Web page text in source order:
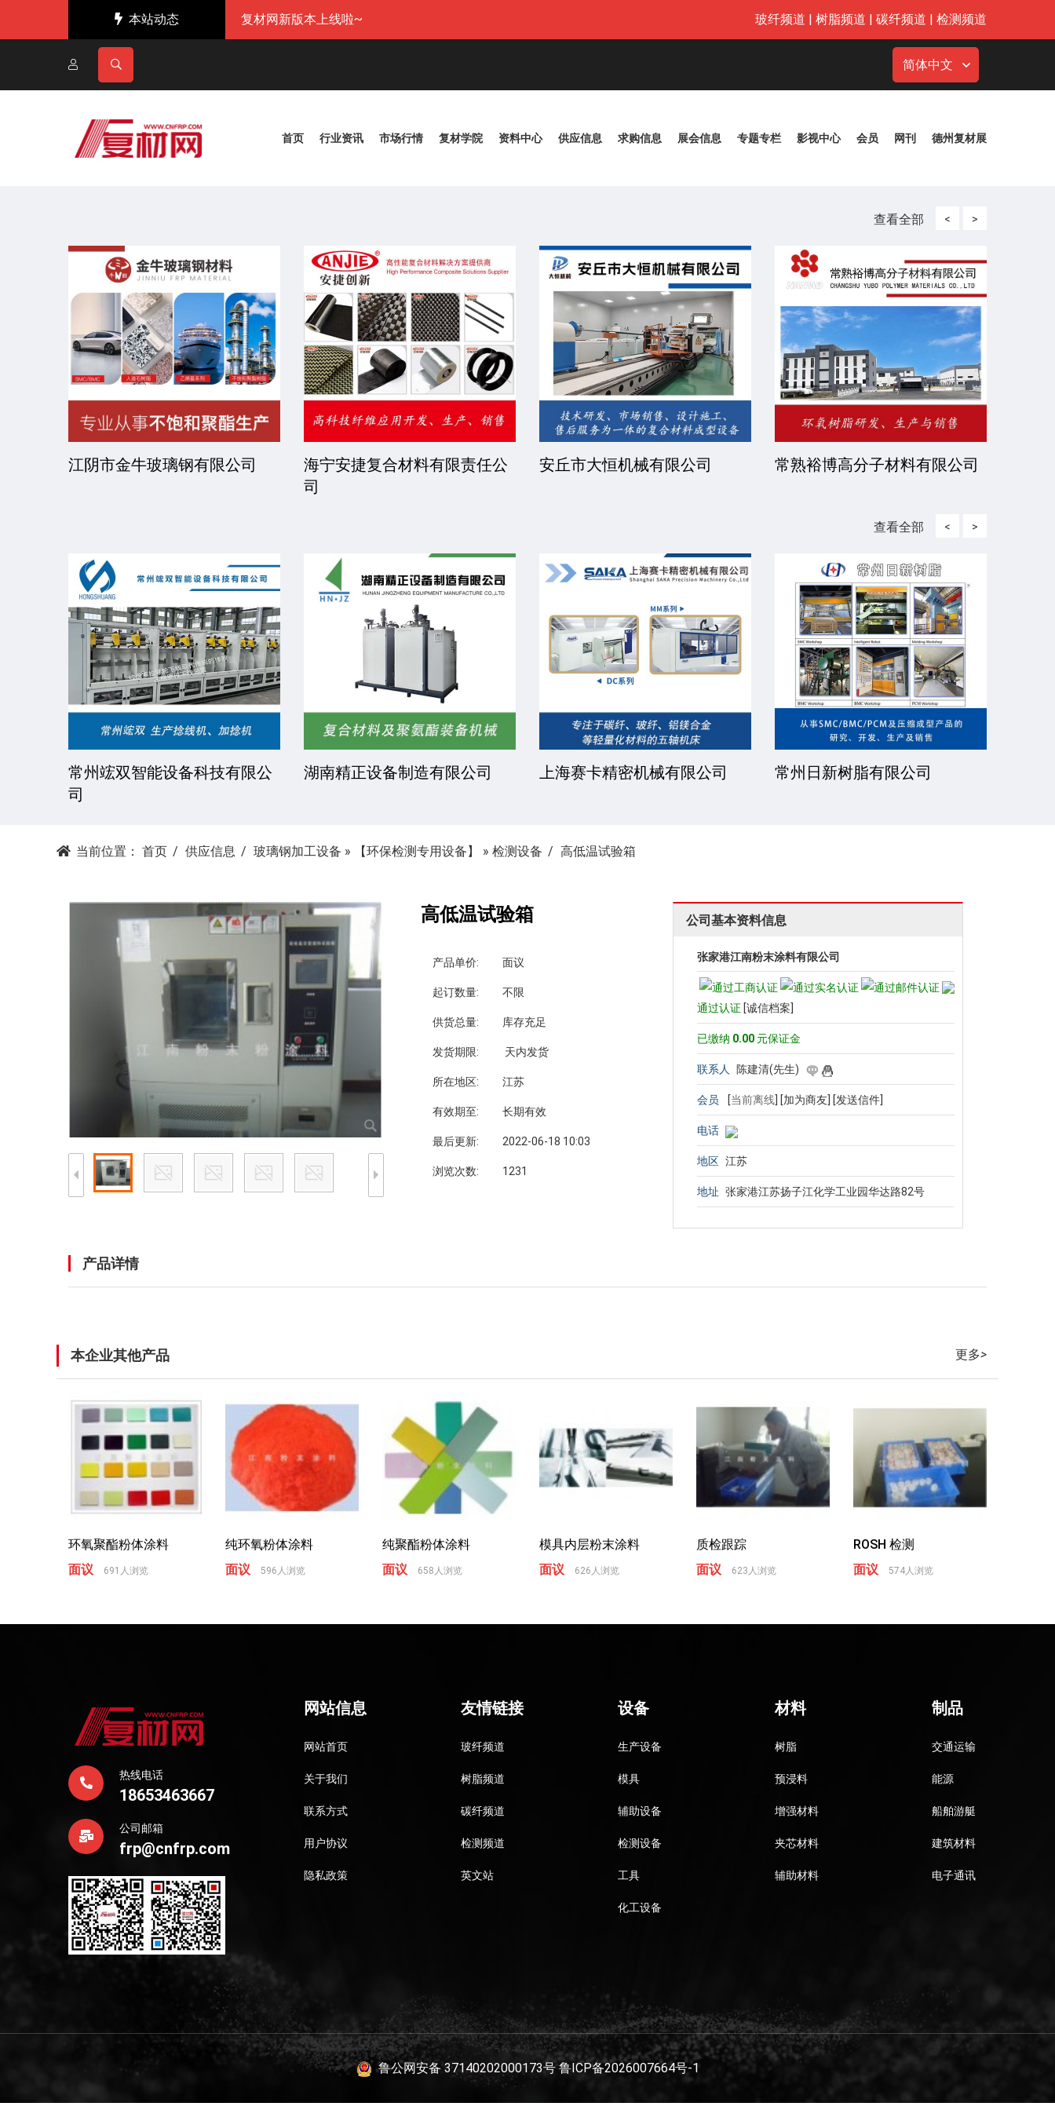
本站动态 复材网新版本上线啦~ 玻纤频道 | 树脂频道 | 碳纤频道 | 检测频道
简体中文
首页 行业资讯 市场行情 复材学院 资料中心 供应信息 求购信息 展会信息 专题专栏 影视中心 会员 网刊 德州复材展
查看全部 <
江阴市金牛玻璃钢有限公司
海宁安捷复合材料有限责任公
司
安丘市大恒机械有限公司 常熟裕博高分子材料有限公司
>
查看全部 <
常州竤双智能设备科技有限公
司
湖南精正设备制造有限公司 上海赛卡精密机械有限公司 常州日新树脂有限公司
>
当前位置： 首页 供应信息 玻璃钢加工设备 » 【环保检测专用设备】 » 检测设备 高低温试验箱
高低温试验箱
产品单价: 面议
起订数量: 不限
供货总量: 库存充足
发货期限: 天内发货
所在地区: 江苏
有效期至: 长期有效
最后更新: 2022-06-18 10:03
浏览次数: 1231
公司基本资料信息
张家港江南粉末涂料有限公司
通过认证 [诚信档案]
已缴纳 0.00 元保证金
联系人 陈建清(先生)
会员 [当前离线 [加为商友] [发送信件]
电话
地区 江苏
地址 张家港江苏扬子江化学工业园华达路82号
产品详情
本企业其他产品 更多>
环氧聚酯粉体涂料
面议
691人浏览
纯环氧粉体涂料
面议
596人浏览
纯聚酯粉体涂料
面议
658人浏览
模具内层粉末涂料
面议
626人浏览
质检跟踪
面议
623人浏览
ROSH 检测
面议
574人浏览
热线电话
18653463667
公司邮箱
frp@cnfrp.com
网站信息
网站首页
关于我们
联系方式
用户协议
隐私政策
友情链接
玻纤频道
树脂频道
碳纤频道
检测频道
英文站
设备
生产设备
模具
辅助设备
检测设备
工具
化工设备
材料
树脂
预浸料
增强材料
夹芯材料
辅助材料
制品
交通运输
能源
船舶游艇
建筑材料
电子通讯
鲁公网安备 37140202000173号 鲁ICP备2026007664号-1